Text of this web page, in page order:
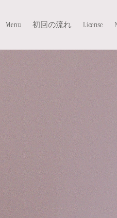
Menu 初回の流れ License